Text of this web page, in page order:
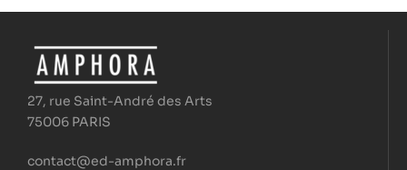
27, rue Saint-André des Arts
75006 PARIS
contact@ed-amphora.fr